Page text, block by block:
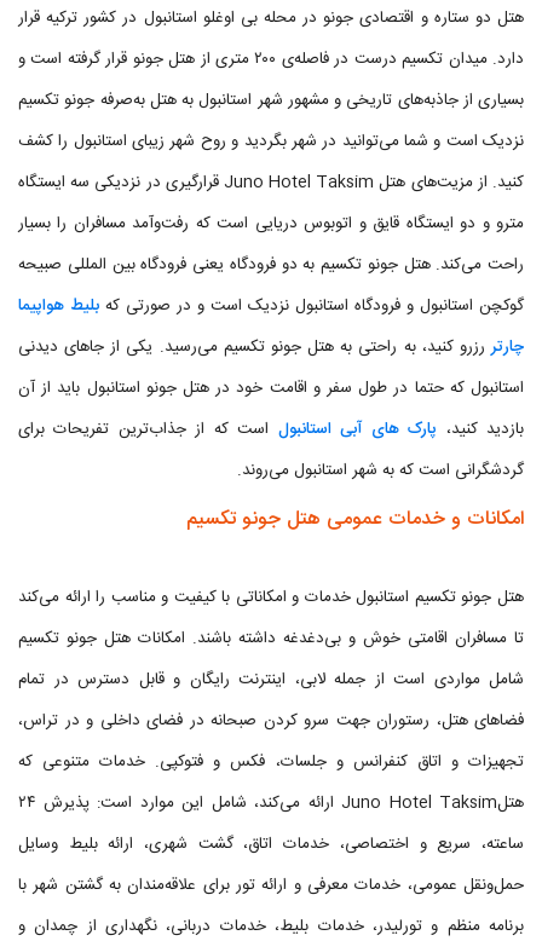
هتل دو ستاره و اقتصادی جونو در محله بی اوغلو استانبول در کشور ترکیه قرار
دارد. میدان تکسیم درست در فاصله‌ی ۲۰۰ متری از هتل جونو قرار گرفته است و
بسیاری از جاذبه‌های تاریخی و مشهور شهر استانبول به هتل به‌صرفه جونو تکسیم
نزدیک است و شما می‌توانید در شهر بگردید و روح شهر زیبای استانبول را کشف
کنید. از مزیت‌های هتل Juno Hotel Taksim قرارگیری در نزدیکی سه ایستگاه
مترو و دو ایستگاه قایق و اتوبوس دریایی است که رفت‌وآمد مسافران را بسیار
راحت می‌کند. هتل جونو تکسیم به دو فرودگاه یعنی فرودگاه بین المللی صبیحه
گوکچن استانبول و فرودگاه استانبول نزدیک است و در صورتی که بلیط هواپیما
چارتر رزرو کنید، به راحتی به هتل جونو تکسیم می‌رسید. یکی از جاهای دیدنی
استانبول که حتما در طول سفر و اقامت خود در هتل جونو استانبول باید از آن
بازدید کنید، پارک های آبی استانبول است که از جذاب‌ترین تفریحات برای
گردشگرانی است که به شهر استانبول می‌روند.
امکانات و خدمات عمومی هتل جونو تکسیم
هتل جونو تکسیم استانبول خدمات و امکاناتی با کیفیت و مناسب را ارائه می‌کند
تا مسافران اقامتی خوش و بی‌دغدغه داشته باشند. امکانات هتل جونو تکسیم
شامل مواردی است از جمله لابی، اینترنت رایگان و قابل دسترس در تمام
فضاهای هتل، رستوران جهت سرو کردن صبحانه در فضای داخلی و در تراس،
تجهیزات و اتاق کنفرانس و جلسات، فکس و فتوکپی. خدمات متنوعی که
هتلJuno Hotel Taksim ارائه می‌کند، شامل این موارد است: پذیرش ۲۴
ساعته، سریع و اختصاصی، خدمات اتاق، گشت شهری، ارائه بلیط وسایل
حمل‌ونقل عمومی، خدمات معرفی و ارائه تور برای علاقه‌مندان به گشتن شهر با
برنامه منظم و تورلیدر، خدمات بلیط، خدمات دربانی، نگهداری از چمدان و